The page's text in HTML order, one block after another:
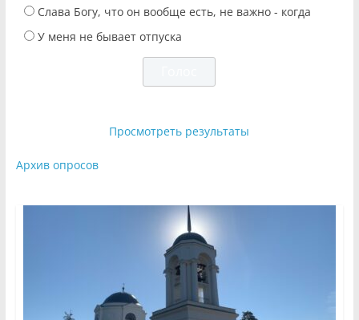
Слава Богу, что он вообще есть, не важно - когда
У меня не бывает отпуска
Просмотреть результаты
Архив опросов